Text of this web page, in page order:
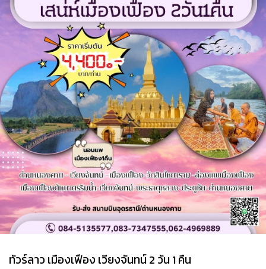
ทัวร์ลาว เมืองเฟือง เวียงจันทน์ 2 วัน 1 คืน